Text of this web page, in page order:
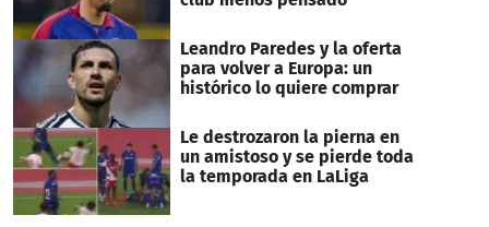
Leandro Paredes y la oferta
para volver a Europa: un
histórico lo quiere comprar
Le destrozaron la pierna en
un amistoso y se pierde toda
la temporada en LaLiga